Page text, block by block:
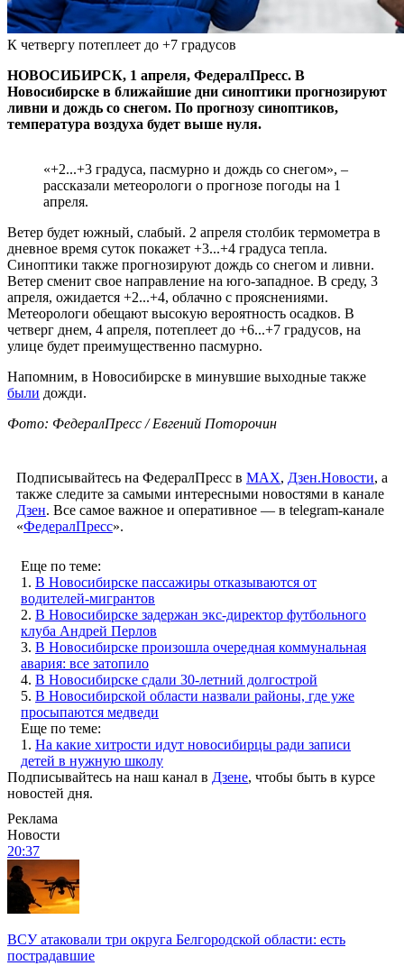
К четвергу потеплеет до +7 градусов
НОВОСИБИРСК, 1 апреля, ФедералПресс. В
Новосибирске в ближайшие дни синоптики прогнозируют
ливни и дождь со снегом. По прогнозу синоптиков,
температура воздуха будет выше нуля.
«+2...+3 градуса, пасмурно и дождь со снегом», –
рассказали метеорологи о прогнозе погоды на 1
апреля.
Ветер будет южный, слабый. 2 апреля столбик термометра в
дневное время суток покажет +3...+4 градуса тепла.
Синоптики также прогнозируют дождь со снегом и ливни.
Ветер сменит свое направление на юго-западное. В среду, 3
апреля, ожидается +2...+4, облачно с прояснениями.
Метеорологи обещают высокую вероятность осадков. В
четверг днем, 4 апреля, потеплеет до +6...+7 градусов, на
улице будет преимущественно пасмурно.
Напомним, в Новосибирске в минувшие выходные также
были дожди.
Фото: ФедералПресс / Евгений Поторочин
Подписывайтесь на ФедералПресс в МАХ, Дзен.Новости, а
также следите за самыми интересными новостями в канале
Дзен. Все самое важное и оперативное — в telegram-канале
«ФедералПресс».
Еще по теме:
1. В Новосибирске пассажиры отказываются от
водителей-мигрантов
2. В Новосибирске задержан экс-директор футбольного
клуба Андрей Перлов
3. В Новосибирске произошла очередная коммунальная
авария: все затопило
4. В Новосибирске сдали 30-летний долгострой
5. В Новосибирской области назвали районы, где уже
просыпаются медведи
Еще по теме:
1. На какие хитрости идут новосибирцы ради записи
детей в нужную школу
Подписывайтесь на наш канал в Дзене, чтобы быть в курсе
новостей дня.
Реклама
Новости
20:37
ВСУ атаковали три округа Белгородской области: есть
пострадавшие